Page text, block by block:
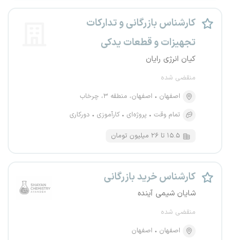
کارشناس بازرگانی و تدارکات
تجهیزات و قطعات یدکی
کیان انرژی رایان
منقضی شده
اصفهان
اصفهان، منطقه ۳، چرخاب
تمام وقت
پروژه‌ای کارآموزی دورکاری
۱۵.۵ تا ۲۶ میلیون تومان
کارشناس خرید بازرگانی
شایان شیمی آینده
منقضی شده
اصفهان
اصفهان